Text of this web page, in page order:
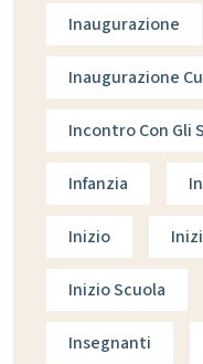
Inaugurazione
Inaugurazione
Incontro Con Gli
Infanzia
Inizio
Inizio Scuola
Insegnanti